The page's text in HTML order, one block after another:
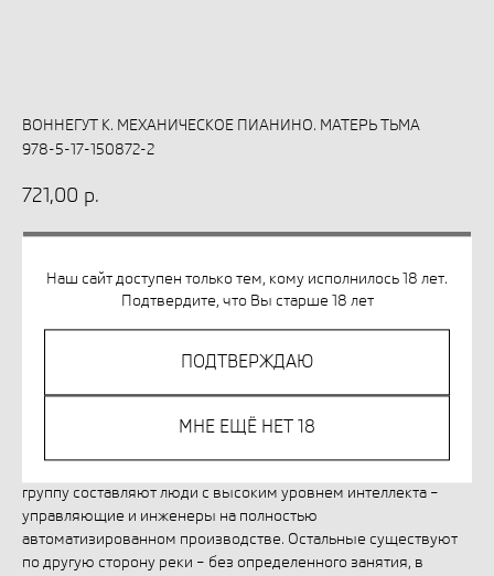
Наш сайт доступен только тем, кому исполнилось 18 лет.
Подтвердите, что Вы старше 18 лет
ПОДТВЕРЖДАЮ
МНЕ ЕЩЁ НЕТ 18
ВОННЕГУТ К. МЕХАНИЧЕСКОЕ ПИАНИНО. МАТЕРЬ ТЬМА
978-5-17-150872-2
721,00 р.
Незаконное потребление наркотических средств,
психотропных веществ, их аналогов причиняет вред
установленную законодательством ответственность.
группу составляют люди с высоким уровнем интеллекта –
управляющие и инженеры на полностью
автоматизированном производстве. Остальные существуют
по другую сторону реки – без определенного занятия, в